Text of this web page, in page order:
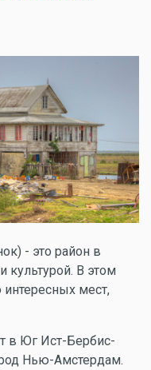
- это район в
культурой. В этом
мест,
в Юг Ист-Бербис-
Нью-Амстердам.